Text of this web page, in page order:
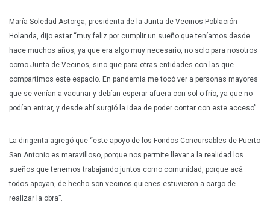
María Soledad Astorga, presidenta de la Junta de Vecinos Población
Holanda, dijo estar “muy feliz por cumplir un sueño que teníamos desde
hace muchos años, ya que era algo muy necesario, no solo para nosotros
como Junta de Vecinos, sino que para otras entidades con las que
compartimos este espacio. En pandemia me tocó ver a personas mayores
que se venían a vacunar y debían esperar afuera con sol o frío, ya que no
podían entrar, y desde ahí surgió la idea de poder contar con este acceso”.
La dirigenta agregó que “este apoyo de los Fondos Concursables de Puerto
San Antonio es maravilloso, porque nos permite llevar a la realidad los
sueños que tenemos trabajando juntos como comunidad, porque acá
todos apoyan, de hecho son vecinos quienes estuvieron a cargo de
realizar la obra”.